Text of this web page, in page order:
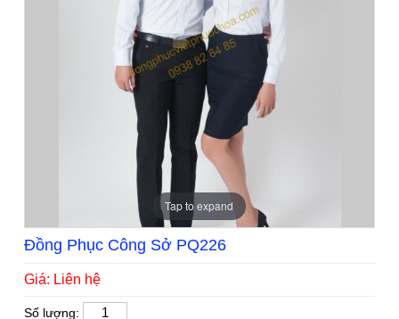
Tap to expand
Đồng Phục Công Sở PQ226
Giá: Liên hệ
Số lượng: